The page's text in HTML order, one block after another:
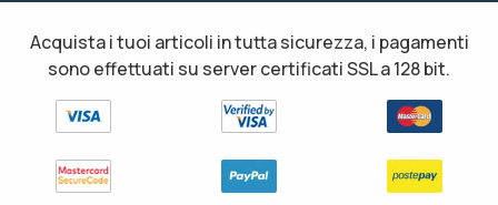
Acquista i tuoi articoli in tutta sicurezza, i pagamenti
sono effettuati su server certificati SSL a 128 bit.